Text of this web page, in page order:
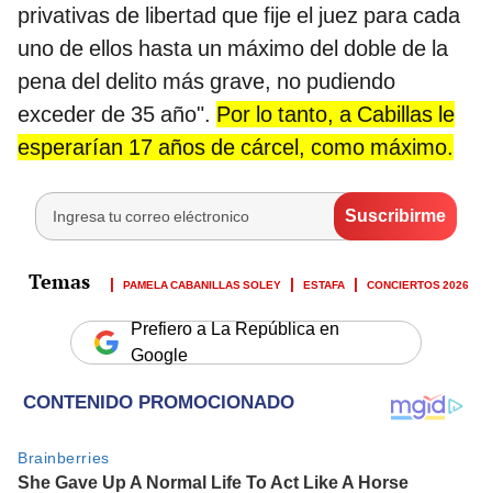
privativas de libertad que fije el juez para cada
uno de ellos hasta un máximo del doble de la
pena del delito más grave, no pudiendo
exceder de 35 año". Por lo tanto, a Cabillas le
esperarían 17 años de cárcel, como máximo.
PAMELA CABANILLAS SOLEY ESTAFA CONCIERTOS 2026
Prefiero a La República en
Google